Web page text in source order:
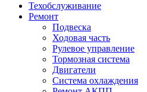
Техобслуживание
Ремонт
Подвеска
Ходовая часть
Рулевое управление
Тормозная система
Двигатели
Система охлаждения